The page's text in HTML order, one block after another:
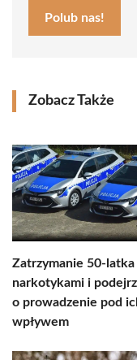
Polub nas!
Zobacz Także
Zatrzymanie 50-latka
narkotykami i
o prowadzenie pod
wpływem